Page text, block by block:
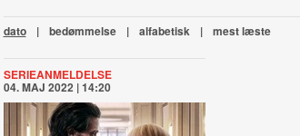
dato | bedømmelse | alfabetisk | mest læste
SERIEANMELDELSE
04. MAJ 2022 | 14:20